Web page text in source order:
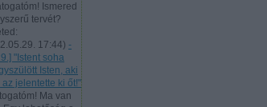
Ismered
tervét?
17:44) -
"Istent soha
Isten, aki
jelentette ki őt!"
Ma van